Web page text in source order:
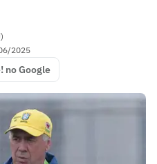
2025
no Google